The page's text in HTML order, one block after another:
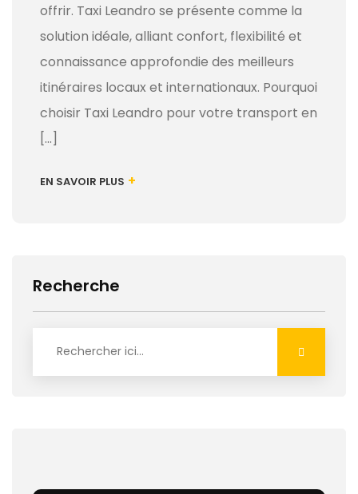
Recherche
offrir. Taxi Leandro se présente comme la
solution idéale, alliant confort, flexibilité et
connaissance approfondie des meilleurs
itinéraires locaux et internationaux. Pourquoi
choisir Taxi Leandro pour votre transport en
[...]
EN SAVOIR PLUS +